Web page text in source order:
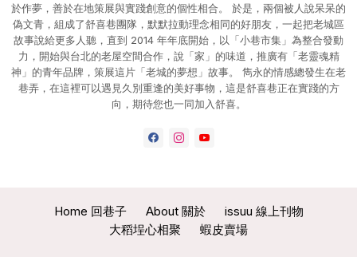
於作夢，善於在地策展與實踐創意的個性相合。 於是，兩個被人說呆呆的
偽文青，組成了舒喜巷團隊，默默拉動理念相同的好朋友，一起把老城區
故事說給更多人聽，直到 2014 年年底開始，以「小巷市集」為整合發動
力，開始與台北的老屋空間合作，說「家」的味道，推廣有「老靈魂精
神」的青年品牌，策展這片「老城的夢想」故事。 雋永的情感總發生在老
巷弄，在這裡可以遇見久別重逢的美好事物，這是舒喜巷正在實踐的方
向，期待您也一同加入舒喜。
Home 回巷子 About 關於
issuu 線上刊物
大稻埕心相聚
蝦皮賣場